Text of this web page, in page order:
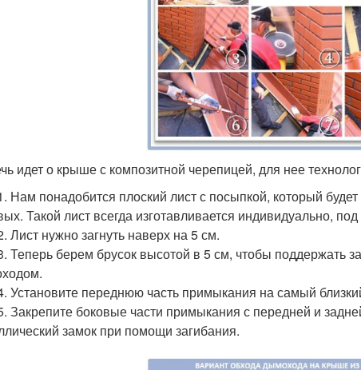
идет о крыше с композитной черепицей, для нее
Нам понадобится плоский лист с посыпкой, который
Такой лист всегда изготавливается индивидуально,
Лист нужно загнуть наверх на 5 см.
Теперь берем брусок высотой в 5 см, чтобы поддержать
Установите переднюю часть примыкания на самый
Закрепите боковые части примыкания с передней и
замок при помощи загибания.